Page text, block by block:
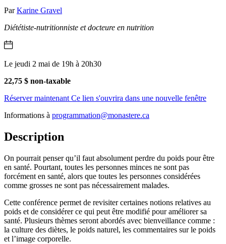
ParKarine Gravel
Diététiste-nutritionniste et docteure en nutrition
Le jeudi 2 mai de 19h à 20h30
22,75 $ non-taxable
Réserver maintenant Ce lien s'ouvrira dans une nouvelle fenêtre
Informations à programmation@monastere.ca
Description
On pourrait penser qu’il faut absolument perdre du poids pour être
en santé. Pourtant, toutes les personnes minces ne sont pas
forcément en santé, alors que toutes les personnes considérées
comme grosses ne sont pas nécessairement malades.
Cette conférence permet de revisiter certaines notions relatives au
poids et de considérer ce qui peut être modifié pour améliorer sa
santé. Plusieurs thèmes seront abordés avec bienveillance comme :
la culture des diètes, le poids naturel, les commentaires sur le poids
et l’image corporelle.